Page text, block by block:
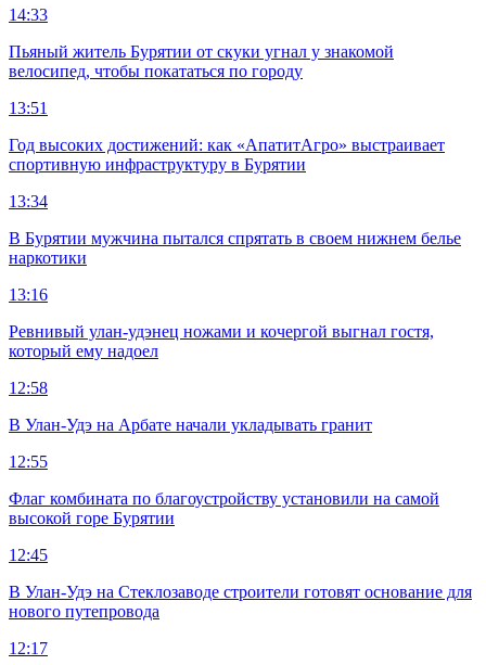
14:33
Пьяный житель Бурятии от скуки угнал у знакомой
велосипед, чтобы покататься по городу
13:51
Год высоких достижений: как «АпатитАгро» выстраивает
спортивную инфраструктуру в Бурятии
13:34
В Бурятии мужчина пытался спрятать в своем нижнем белье
наркотики
13:16
Ревнивый улан-удэнец ножами и кочергой выгнал гостя,
который ему надоел
12:58
В Улан-Удэ на Арбате начали укладывать гранит
12:55
Флаг комбината по благоустройству установили на самой
высокой горе Бурятии
12:45
В Улан-Удэ на Стеклозаводе строители готовят основание для
нового путепровода
12:17